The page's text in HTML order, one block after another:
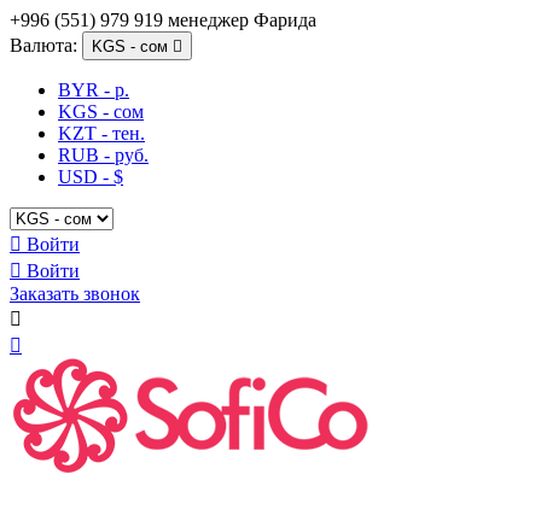
+996 (551) 979 919 менеджер Фарида
Валюта:
KGS - сом 
BYR - р.
KGS - сом
KZT - тен.
RUB - руб.
USD - $
 Войти
 Войти
Заказать звонок

